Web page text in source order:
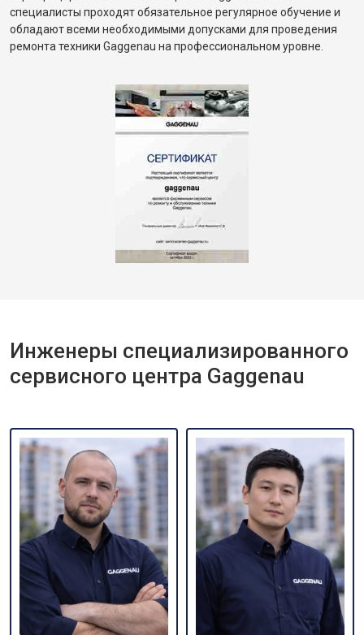
специалисты проходят обязательное регулярное обучение и
обладают всеми необходимыми допусками для проведения
ремонта техники Gaggenau на профессиональном уровне.
Инженеры специализированного
сервисного центра Gaggenau